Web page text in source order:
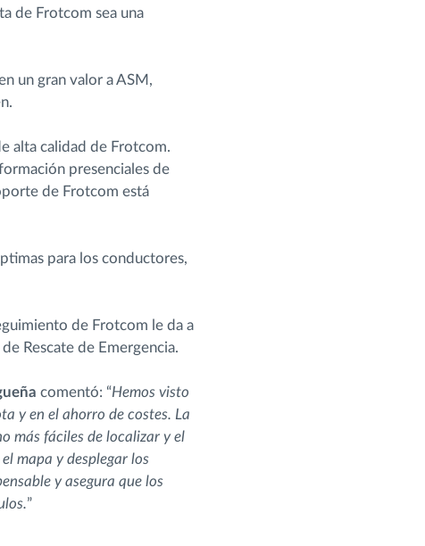
de Frotcom sea una
un gran valor a ASM,
alta calidad de Frotcom.
presenciales de
de Frotcom está
para los conductores,
de Frotcom le da a
Rescate de Emergencia.
comentó: “Hemos visto
y en el ahorro de costes. La
más fáciles de localizar y el
mapa y desplegar los
y asegura que los
”